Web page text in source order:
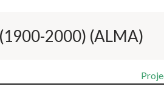
2000) (ALMA)